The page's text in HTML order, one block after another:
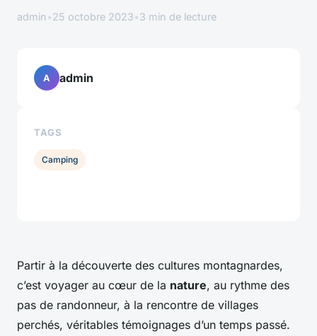
admin •25 octobre 2023•3 min de lecture
Partir à la découverte des cultures montagnardes,
c’est voyager au cœur de la nature, au rythme des
pas de randonneur, à la rencontre de villages
perchés, véritables témoignages d’un temps passé.
A admin
TAGS
Camping